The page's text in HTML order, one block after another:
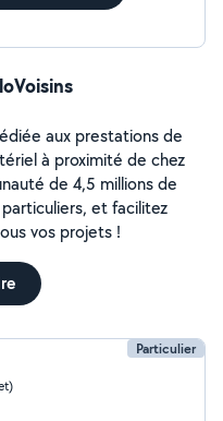
aux prestations de
à proximité de chez
de 4,5 millions de
et facilitez
vos projets !
Particulier